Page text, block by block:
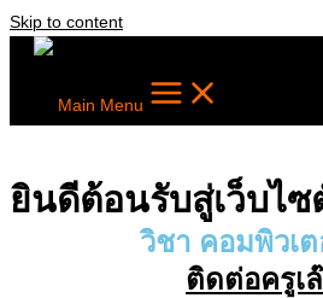
Skip to content
Main Menu
ยินดีต้อนรับสู่เว็บไซ
วิชา คอมพิวเ
ติดต่อครูเ